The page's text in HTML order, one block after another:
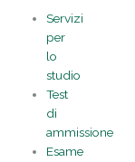
contenuto
Servizi
per
lo
studio
Test
di
ammissione
Esame